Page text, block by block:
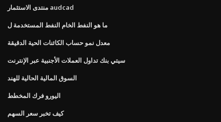
منتدى الاستثمار audcad
ما هو النفط الخام النفط المستخدمة ل
معدل نمو حساب الكائنات الحية الدقيقة
سيتي بنك تداول العملات الأجنبية عبر الإنترنت
السوق المالية الحالية للهند
اليورو فرك المخطط
كيف تخبر سعر السهم